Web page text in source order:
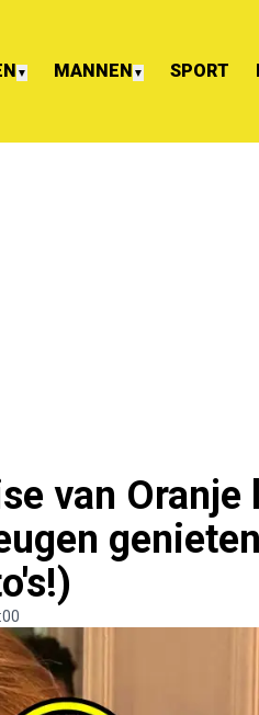
▼ MANNEN ▼ SPORT
van Oranje